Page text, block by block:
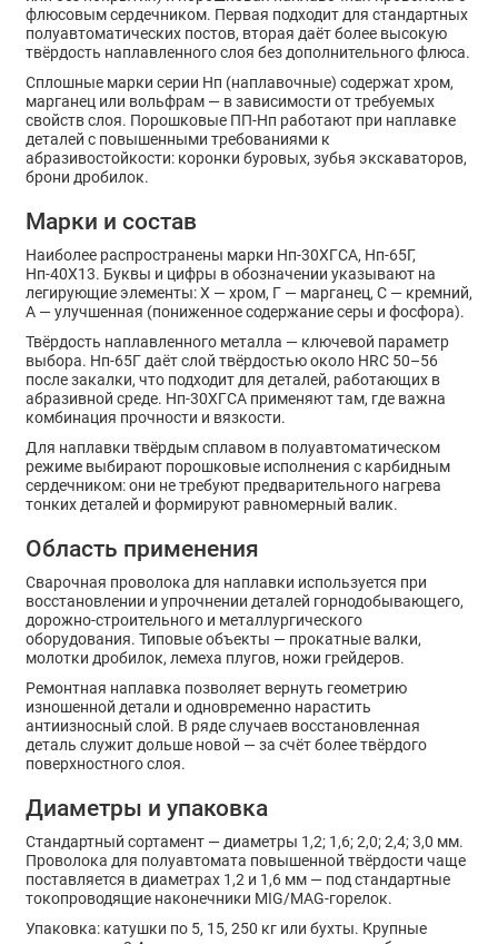
флюсовым сердечником. Первая подходит для стандартных
полуавтоматических постов, вторая даёт более высокую
твёрдость наплавленного слоя без дополнительного флюса.
Сплошные марки серии Нп (наплавочные) содержат хром,
марганец или вольфрам — в зависимости от требуемых
свойств слоя. Порошковые ПП-Нп работают при наплавке
деталей с повышенными требованиями к
абразивостойкости: коронки буровых, зубья экскаваторов,
брони дробилок.
Марки и состав
Наиболее распространены марки Нп-30ХГСА, Нп-65Г,
Нп-40Х13. Буквы и цифры в обозначении указывают на
легирующие элементы: Х — хром, Г — марганец, С — кремний,
А — улучшенная (пониженное содержание серы и фосфора).
Твёрдость наплавленного металла — ключевой параметр
выбора. Нп-65Г даёт слой твёрдостью около HRC 50–56
после закалки, что подходит для деталей, работающих в
абразивной среде. Нп-30ХГСА применяют там, где важна
комбинация прочности и вязкости.
Для наплавки твёрдым сплавом в полуавтоматическом
режиме выбирают порошковые исполнения с карбидным
сердечником: они не требуют предварительного нагрева
тонких деталей и формируют равномерный валик.
Область применения
Сварочная проволока для наплавки используется при
восстановлении и упрочнении деталей горнодобывающего,
дорожно-строительного и металлургического
оборудования. Типовые объекты — прокатные валки,
молотки дробилок, лемеха плугов, ножи грейдеров.
Ремонтная наплавка позволяет вернуть геометрию
изношенной детали и одновременно нарастить
антиизносный слой. В ряде случаев восстановленная
деталь служит дольше новой — за счёт более твёрдого
поверхностного слоя.
Диаметры и упаковка
Стандартный сортамент — диаметры 1,2; 1,6; 2,0; 2,4; 3,0 мм.
Проволока для полуавтомата повышенной твёрдости чаще
поставляется в диаметрах 1,2 и 1,6 мм — под стандартные
токопроводящие наконечники MIG/MAG-горелок.
Упаковка: катушки по 5, 15, 250 кг или бухты. Крупные